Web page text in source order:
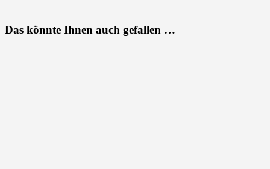
Das könnte Ihnen auch gefallen …